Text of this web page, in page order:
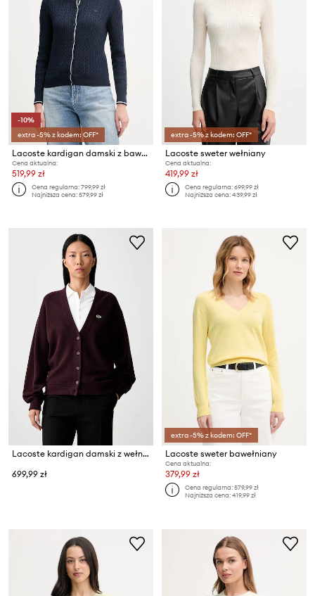
-10%
extra -5% z kodem: OFF*
Lacoste kardigan damski z bawełną
Cena aktualna:
519,99 zł
Cena regularna:799,99 zł
Najniższa cena:579,99 zł
extra -5% z kodem: OFF*
Lacoste sweter wełniany
Cena aktualna:
419,99 zł
Cena regularna:699,99 zł
Najniższa cena:439,99 zł
Lacoste kardigan damski z wełną
699,99 zł
extra -5% z kodem: OFF*
Lacoste sweter bawełniany
Cena aktualna:
379,99 zł
Cena regularna:579,99 zł
Najniższa cena:419,99 zł